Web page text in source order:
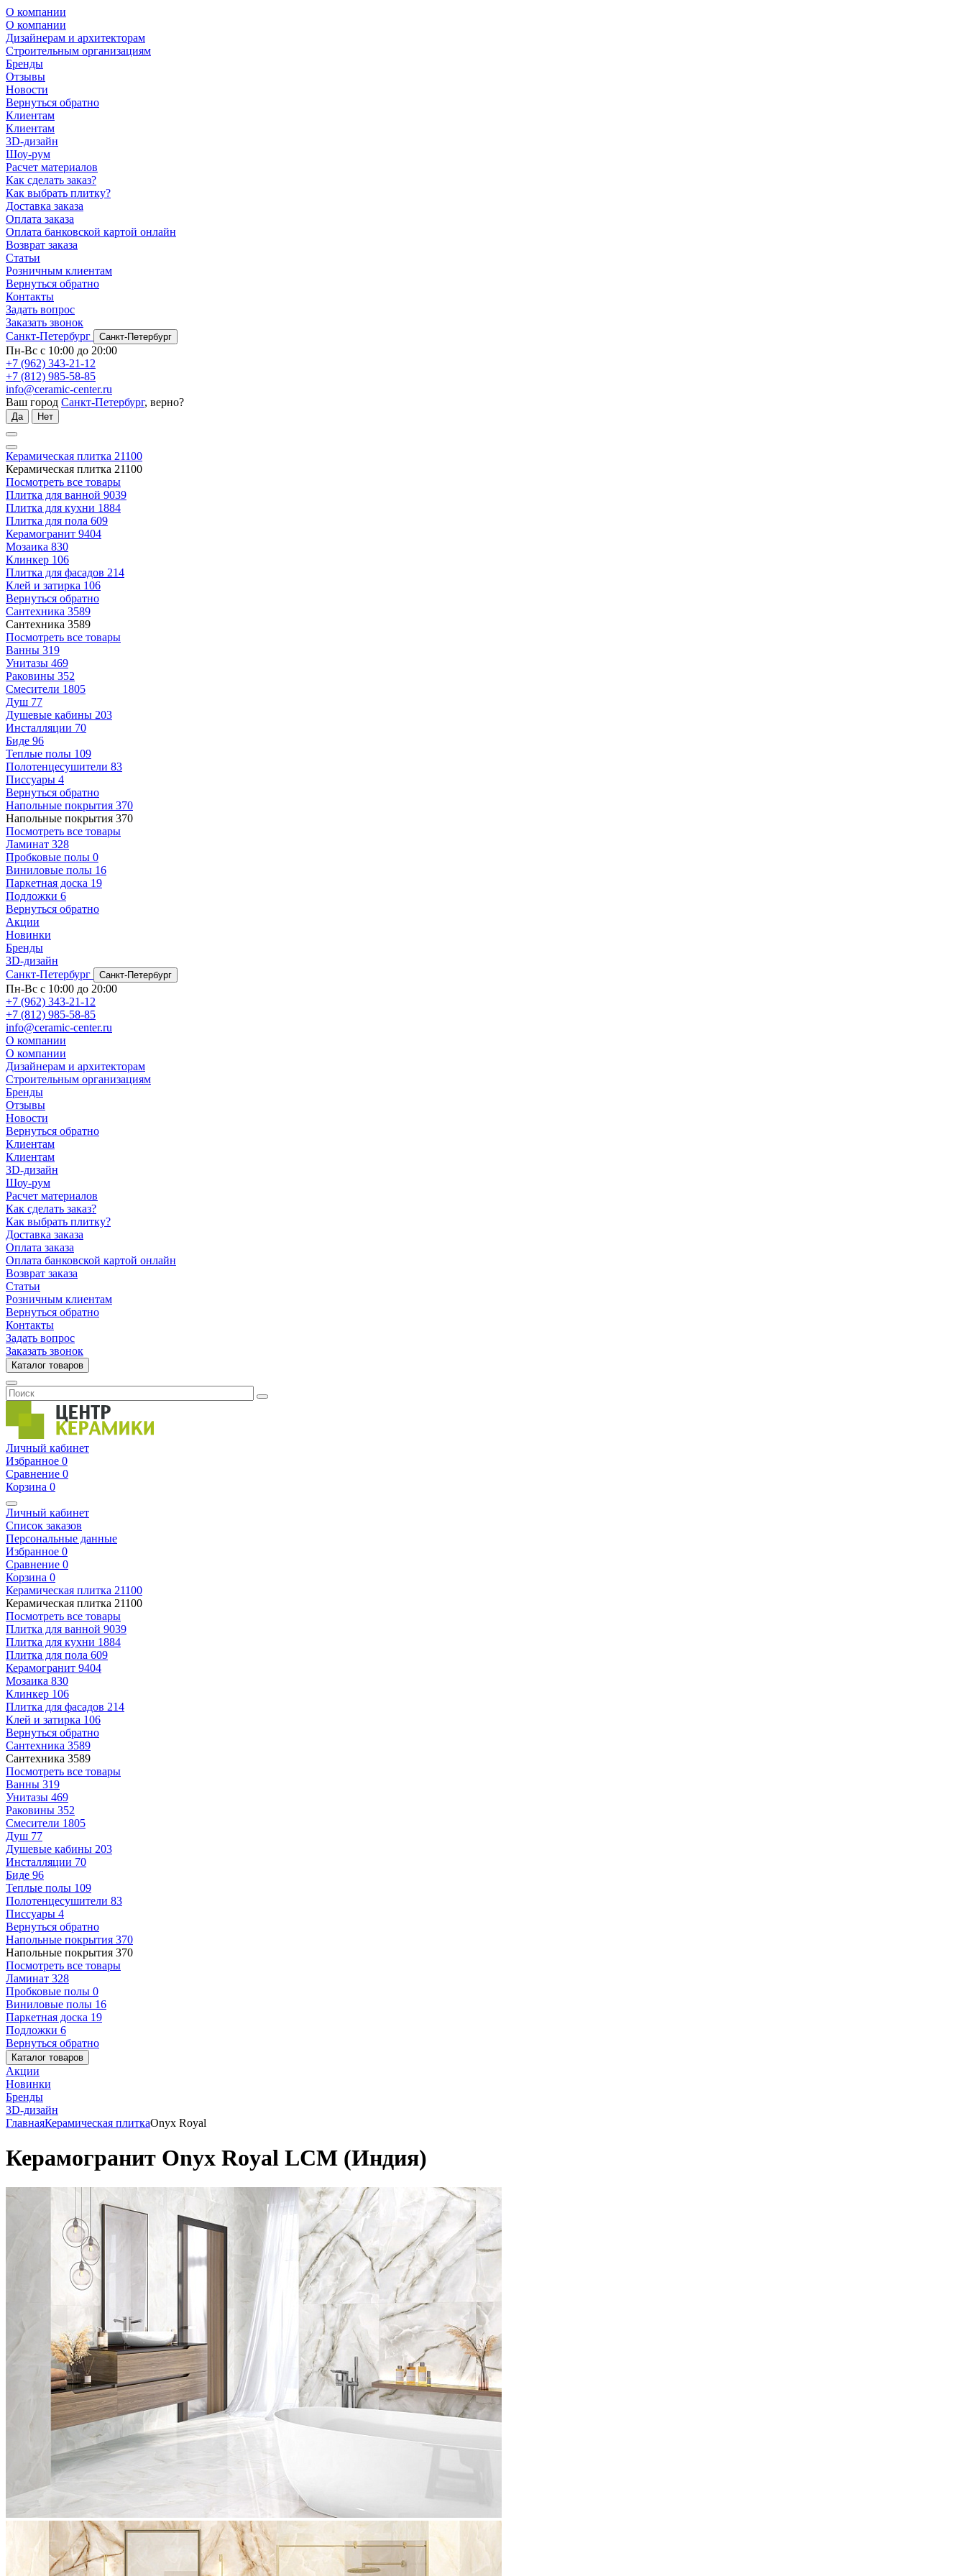
О компании
О компании
Дизайнерам и архитекторам
Строительным организациям
Бренды
Отзывы
Новости
Вернуться обратно
Клиентам
Клиентам
3D-дизайн
Шоу-рум
Расчет материалов
Как сделать заказ?
Как выбрать плитку?
Доставка заказа
Оплата заказа
Оплата банковской картой онлайн
Возврат заказа
Статьи
Розничным клиентам
Вернуться обратно
Контакты
Задать вопрос
Заказать звонок
Санкт-Петербург
Санкт-Петербург
Пн-Вс с 10:00 до 20:00
+7 (962) 343-21-12
+7 (812) 985-58-85
info@ceramic-center.ru
Ваш город Санкт-Петербург, верно?
Да Нет
Керамическая плитка 21100
Керамическая плитка 21100
Посмотреть все товары
Плитка для ванной 9039
Плитка для кухни 1884
Плитка для пола 609
Керамогранит 9404
Мозаика 830
Клинкер 106
Плитка для фасадов 214
Клей и затирка 106
Вернуться обратно
Сантехника 3589
Сантехника 3589
Посмотреть все товары
Ванны 319
Унитазы 469
Раковины 352
Смесители 1805
Душ 77
Душевые кабины 203
Инсталляции 70
Биде 96
Теплые полы 109
Полотенцесушители 83
Писсуары 4
Вернуться обратно
Напольные покрытия 370
Напольные покрытия 370
Посмотреть все товары
Ламинат 328
Пробковые полы 0
Виниловые полы 16
Паркетная доска 19
Подложки 6
Вернуться обратно
Акции
Новинки
Бренды
3D-дизайн
Санкт-Петербург
Санкт-Петербург
Пн-Вс с 10:00 до 20:00
+7 (962) 343-21-12
+7 (812) 985-58-85
info@ceramic-center.ru
О компании
О компании
Дизайнерам и архитекторам
Строительным организациям
Бренды
Отзывы
Новости
Вернуться обратно
Клиентам
Клиентам
3D-дизайн
Шоу-рум
Расчет материалов
Как сделать заказ?
Как выбрать плитку?
Доставка заказа
Оплата заказа
Оплата банковской картой онлайн
Возврат заказа
Статьи
Розничным клиентам
Вернуться обратно
Контакты
Задать вопрос
Заказать звонок
Каталог товаров
Личный кабинет
Избранное 0
Сравнение 0
Корзина 0
Личный кабинет
Список заказов
Персональные данные
Избранное 0
Сравнение 0
Корзина 0
Керамическая плитка 21100
Керамическая плитка 21100
Посмотреть все товары
Плитка для ванной 9039
Плитка для кухни 1884
Плитка для пола 609
Керамогранит 9404
Мозаика 830
Клинкер 106
Плитка для фасадов 214
Клей и затирка 106
Вернуться обратно
Сантехника 3589
Сантехника 3589
Посмотреть все товары
Ванны 319
Унитазы 469
Раковины 352
Смесители 1805
Душ 77
Душевые кабины 203
Инсталляции 70
Биде 96
Теплые полы 109
Полотенцесушители 83
Писсуары 4
Вернуться обратно
Напольные покрытия 370
Напольные покрытия 370
Посмотреть все товары
Ламинат 328
Пробковые полы 0
Виниловые полы 16
Паркетная доска 19
Подложки 6
Вернуться обратно
Каталог товаров
Акции
Новинки
Бренды
3D-дизайн
ГлавнаяКерамическая плиткаOnyx Royal
Керамогранит Onyx Royal LCM (Индия)